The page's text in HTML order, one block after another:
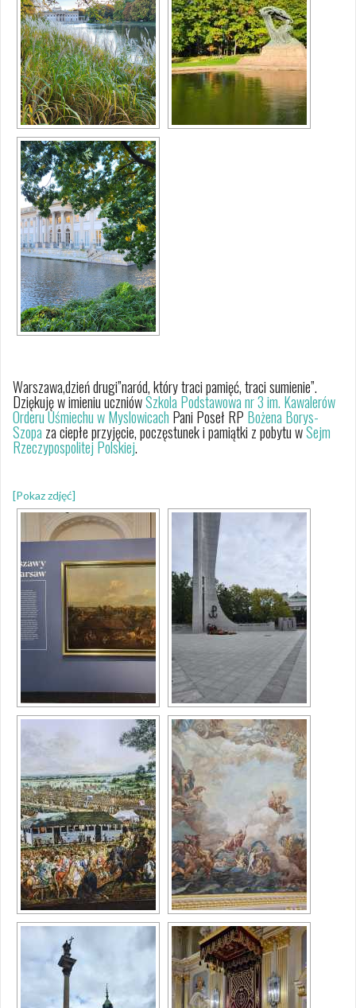
Warszawa,dzień drugi”naród, który traci pamięć, traci sumienie”.
Dziękuję w imieniu uczniówSzkola Podstawowa nr 3 im. Kawalerów
Orderu Uśmiechu w Myslowicach Pani Poseł RP Bożena Borys-
Szopa za ciepłe przyjęcie, poczęstunek i pamiątki z pobytu wSejm
Rzeczypospolitej Polskiej.
[Pokaz zdjęć]